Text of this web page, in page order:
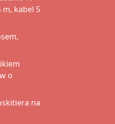
m, kabel 5
o
na